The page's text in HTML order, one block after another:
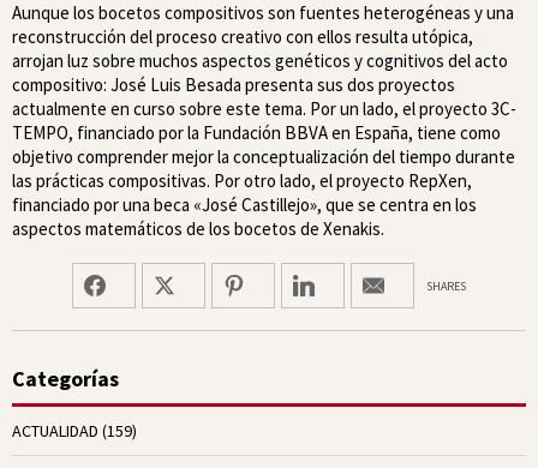
Aunque los bocetos compositivos son fuentes heterogéneas y una
reconstrucción del proceso creativo con ellos resulta utópica,
arrojan luz sobre muchos aspectos genéticos y cognitivos del acto
compositivo: José Luis Besada presenta sus dos proyectos
actualmente en curso sobre este tema. Por un lado, el proyecto 3C-
TEMPO, financiado por la Fundación BBVA en España, tiene como
objetivo comprender mejor la conceptualización del tiempo durante
las prácticas compositivas. Por otro lado, el proyecto RepXen,
financiado por una beca «José Castillejo», que se centra en los
aspectos matemáticos de los bocetos de Xenakis.
SHARES
Categorías
ACTUALIDAD (159)